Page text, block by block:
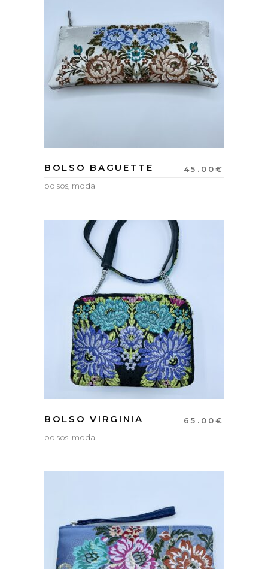
BOLSO BAGUETTE 45.00€
bolsos, moda
BOLSO VIRGINIA 65.00€
bolsos, moda